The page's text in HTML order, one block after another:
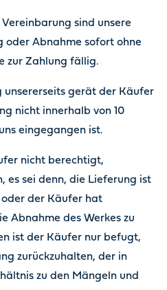
sind unsere
oder Abnahme sofort ohne
zur Zahlung fällig.
unsererseits gerät der Käufer
nicht innerhalb von 10
eingegangen ist.
nicht berechtigt,
es sei denn, die Lieferung ist
der Käufer hat
Abnahme des Werkes zu
ist der Käufer nur befugt,
zurückzuhalten, der in
zu den Mängeln und